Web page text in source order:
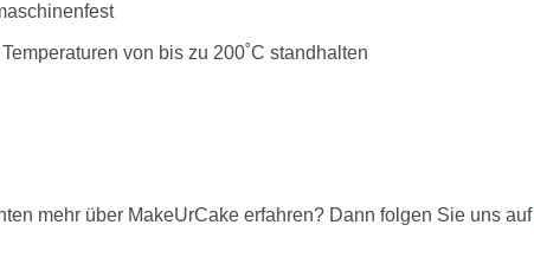
von bis zu 200˚C standhalten
mehr über MakeUrCake erfahren? Dann folgen Sie uns auf